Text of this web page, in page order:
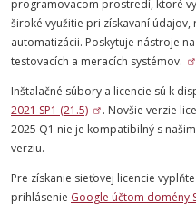
programovacom prostredí, ktoré
široké využitie pri získavaní
automatizácii. Poskytuje nástroje
testovacích a meracích systémov.
Inštalačné súbory a licencie sú k
2021 SP1 (21.5)
. Novšie verzie
2025 Q1 nie je kompatibilný s
verziu.
Pre získanie sieťovej licencie vyplňte
prihlásenie Google účtom domény